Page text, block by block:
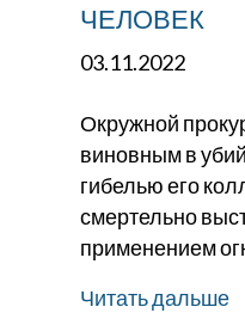
ЧЕЛОВЕК
03.11.2022
Окружной
виновным в
гибелью его
смертельно
применением
Читать дальше